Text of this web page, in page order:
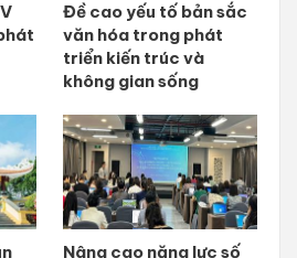
Đề cao yếu tố bản sắc
văn hóa trong phát
triển kiến trúc và
không gian sống
Nâng cao năng lực số